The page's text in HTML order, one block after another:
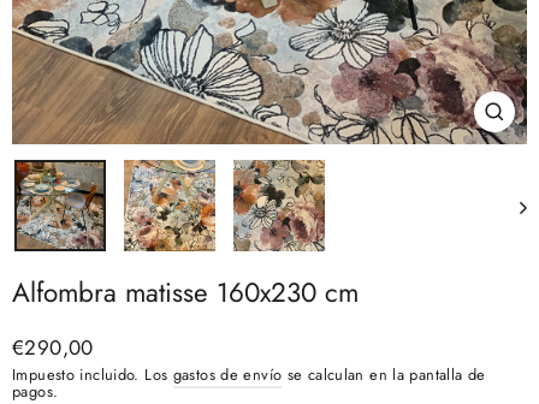
(esc)
Alfombra matisse 160x230 cm
Precio
habitual
€290,00
Impuesto incluido. Los gastos de envío se calculan en la pantalla de
pagos.